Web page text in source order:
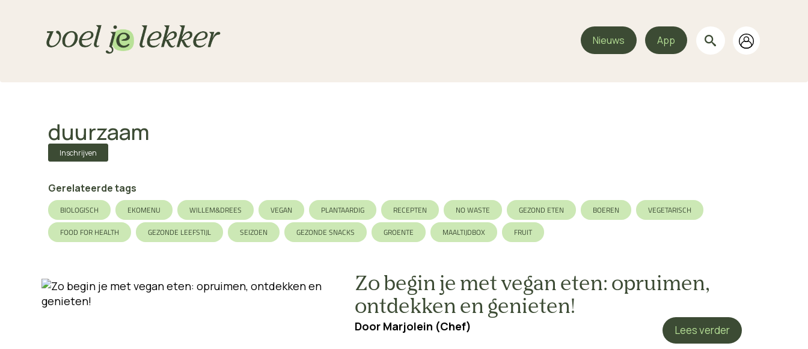
Nieuws App
duurzaam
Inschrijven
Gerelateerde tags
BIOLOGISCH EKOMENU WILLEM&DREES VEGAN PLANTAARDIG RECEPTEN NO WASTE GEZOND ETEN BOEREN
VEGETARISCH
FOOD FOR HEALTH
GEZONDE LEEFSTIJL SEIZOEN GEZONDE SNACKS GROENTE MAALTIJDBOX FRUIT
Zo begin je met vegan eten: opruimen,
ontdekken en genieten!
Door Marjolein (Chef) Lees verder